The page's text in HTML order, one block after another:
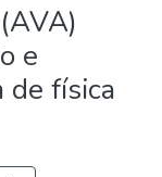
e
de física